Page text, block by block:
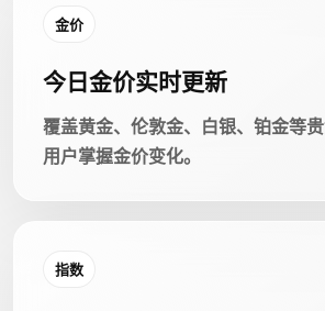
金价
今日金价实时更新
覆盖黄金、伦敦金、白银、铂金等
用户掌握金价变化。
指数